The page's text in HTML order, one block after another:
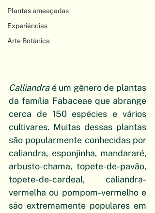
Plantas ameaçadas
Experiências
Arte Botânica
Calliandra é um gênero de plantas
da família Fabaceae que abrange
cerca de 150 espécies e vários
cultivares. Muitas dessas plantas
são popularmente conhecidas por
caliandra, esponjinha, mandararé,
arbusto-chama, topete-de-pavão,
topete-de-cardeal, caliandra-
vermelha ou pompom-vermelho e
são extremamente populares em